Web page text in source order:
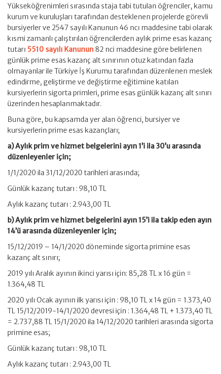
Yükseköğrenimleri sırasında staja tabi tutulan öğrenciler, kamu
kurum ve kuruluşları tarafından desteklenen projelerde görevli
bursiyerler ve 2547 sayılı Kanunun 46 ncı maddesine tabi olarak
kısmi zamanlı çalıştırılan öğrencilerden aylık prime esas kazanç
tutarı 5510 sayılı Kanunun82 nci maddesine göre belirlenen
günlük prime esas kazanç alt sınırının otuz katından fazla
olmayanlar ile Türkiye İş Kurumu tarafından düzenlenen meslek
edindirme, geliştirme ve değiştirme eğitimine katılan
kursiyerlerin sigorta primleri, prime esas günlük kazanç alt sınırı
üzerinden hesaplanmaktadır.
Buna göre, bu kapsamda yer alan öğrenci, bursiyer ve
kursiyerlerin prime esas kazançları;
a) Aylık prim ve hizmet belgelerini ayın 1’i ila 30’u arasında
düzenleyenler için;
1/1/2020 ila 31/12/2020 tarihleri arasında;
Günlük kazanç tutarı : 98,10 TL
Aylık kazanç tutarı : 2.943,00 TL
b) Aylık prim ve hizmet belgelerini ayın 15’i ila takip eden ayın
14’ü arasında düzenleyenler için;
15/12/2019 – 14/1/2020 döneminde sigorta primine esas
kazanç alt sınırı;
2019 yılı Aralık ayının ikinci yarısı için: 85,28 TL x 16 gün =
1.364,48 TL
2020 yılı Ocak ayının ilk yarısı için : 98,10 TL x 14 gün = 1.373,40
TL 15/12/2019-14/1/2020 devresi için : 1.364,48 TL + 1.373,40 TL
= 2.737,88 TL 15/1/2020 ila 14/12/2020 tarihleri arasında sigorta
primine esas;
Günlük kazanç tutarı : 98,10 TL
Aylık kazanç tutarı : 2.943,00 TL